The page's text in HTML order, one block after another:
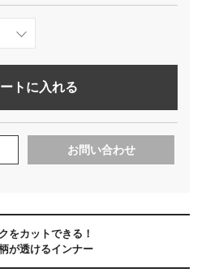
トに入れる
お問い合わせ
をカットできる！
が透けるインナー